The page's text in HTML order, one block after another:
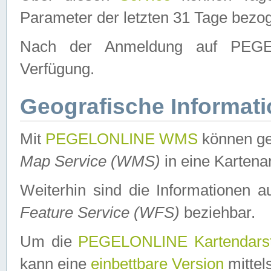
Parameter der letzten 31 Tage
Nach der Anmeldung auf
Verfügung.
Geografische
Mit PEGELONLINE WMS können
Map Service (WMS) in eine
Weiterhin sind die Informationen
Feature Service (WFS) beziehbar.
Um die PEGELONLINE
kann eine einbettbare Version